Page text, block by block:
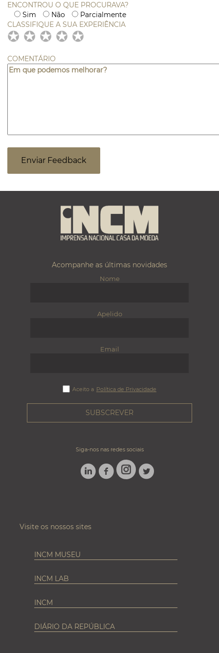
ENCONTROU O QUE PROCURAVA?
Sim
Não
Parcialmente
CLASSIFIQUE A SUA EXPERIÊNCIA
✪
✪ ✪
✪ ✪ ✪
✪ ✪ ✪ ✪
✪ ✪ ✪ ✪ ✪
COMENTÁRIO
Acompanhe as últimas novidades
Nome
Apelido
Email
Aceito a Política de Privacidade
Siga-nos nas redes sociais
LINKEDINFACEBOOK
INSTAGRAM
TWITTER
Visite os nossos sites
INCM MUSEU
INCM LAB
INCM
DIÁRIO DA REPÚBLICA